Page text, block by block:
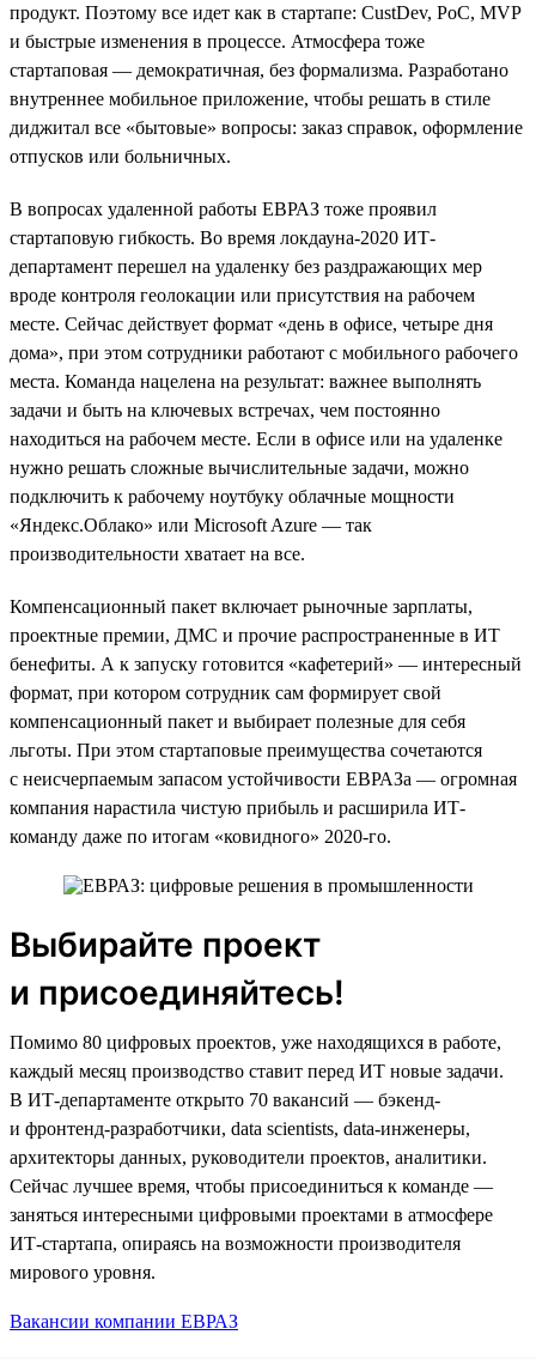
продукт. Поэтому все идет как в стартапе: CustDev, PoC, MVP
и быстрые изменения в процессе. Атмосфера тоже
стартаповая — демократичная, без формализма. Разработано
внутреннее мобильное приложение, чтобы решать в стиле
диджитал все «бытовые» вопросы: заказ справок, оформление
отпусков или больничных.
В вопросах удаленной работы ЕВРАЗ тоже проявил
стартаповую гибкость. Во время локдауна-2020 ИТ-
департамент перешел на удаленку без раздражающих мер
вроде контроля геолокации или присутствия на рабочем
месте. Сейчас действует формат «день в офисе, четыре дня
дома», при этом сотрудники работают с мобильного рабочего
места. Команда нацелена на результат: важнее выполнять
задачи и быть на ключевых встречах, чем постоянно
находиться на рабочем месте. Если в офисе или на удаленке
нужно решать сложные вычислительные задачи, можно
подключить к рабочему ноутбуку облачные мощности
«Яндекс.Облако» или Microsoft Azure — так
производительности хватает на все.
Компенсационный пакет включает рыночные зарплаты,
проектные премии, ДМС и прочие распространенные в ИТ
бенефиты. А к запуску готовится «кафетерий» — интересный
формат, при котором сотрудник сам формирует свой
компенсационный пакет и выбирает полезные для себя
льготы. При этом стартаповые преимущества сочетаются
с неисчерпаемым запасом устойчивости ЕВРАЗа — огромная
компания нарастила чистую прибыль и расширила ИТ-
команду даже по итогам «ковидного» 2020-го.
Выбирайте проект
и присоединяйтесь!
Помимо 80 цифровых проектов, уже находящихся в работе,
каждый месяц производство ставит перед ИТ новые задачи.
В ИТ-департаменте открыто 70 вакансий — бэкенд-
и фронтенд-разработчики, data scientists, data-инженеры,
архитекторы данных, руководители проектов, аналитики.
Сейчас лучшее время, чтобы присоединиться к команде —
заняться интересными цифровыми проектами в атмосфере
ИТ-стартапа, опираясь на возможности производителя
мирового уровня.
Вакансии компании ЕВРАЗ